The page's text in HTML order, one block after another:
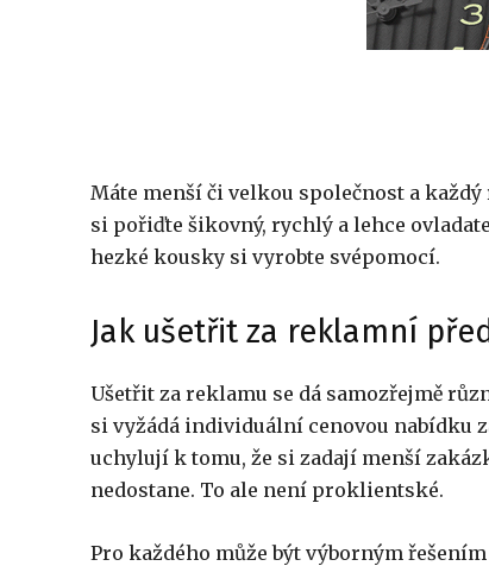
Máte menší či velkou společnost a
si pořiďte šikovný, rychlý a lehce
hezké kousky si vyrobte svépomocí.
Jak ušetřit za reklamní
Ušetřit za reklamu se dá samozřejmě
si vyžádá individuální cenovou nabídku
uchylují k tomu, že si zadají menší
nedostane. To ale není proklientské.
Pro každého může být výborným řešením